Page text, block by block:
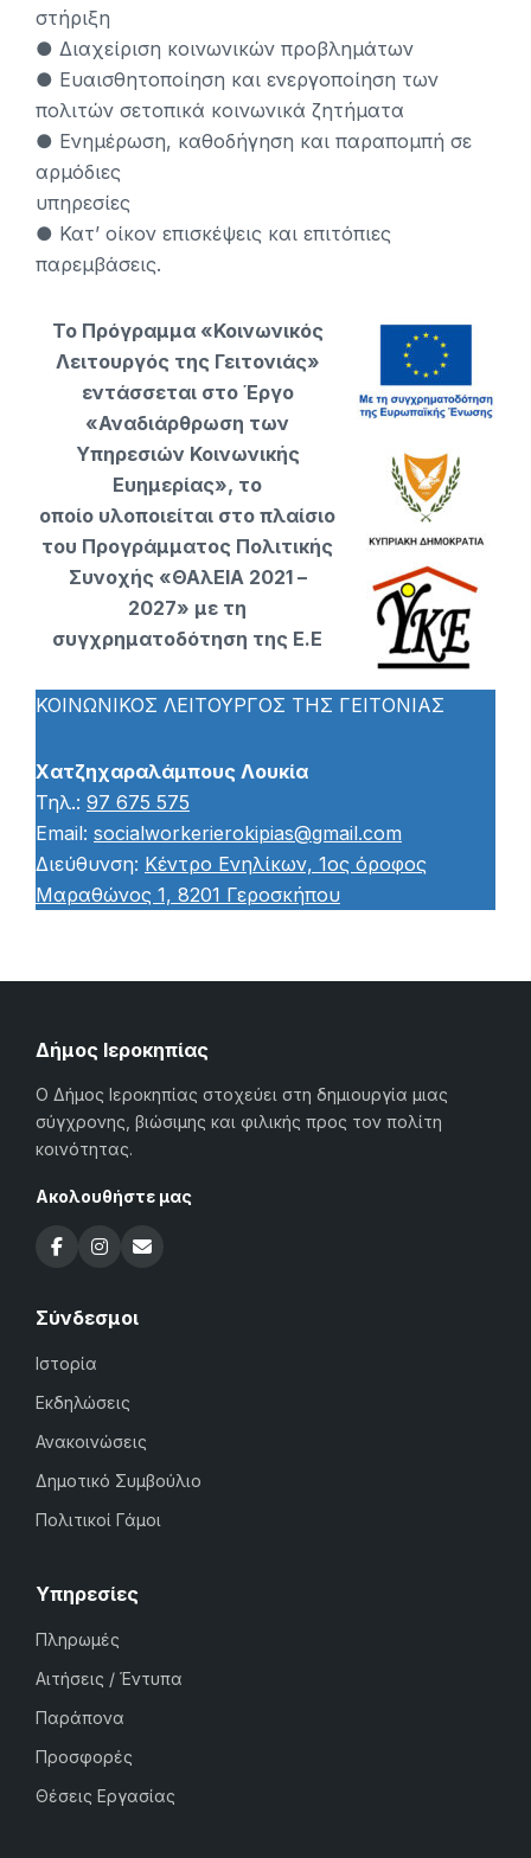
στήριξη
● Διαχείριση κοινωνικών προβλημάτων
● Ευαισθητοποίηση και ενεργοποίηση των
πολιτών σετοπικά κοινωνικά ζητήματα
● Ενημέρωση, καθοδήγηση και παραπομπή σε
αρμόδιες
υπηρεσίες
● Κατ’ οίκον επισκέψεις και επιτόπιες
παρεμβάσεις.
Το Πρόγραμμα «Κοινωνικός
Λειτουργός της Γειτονιάς»
εντάσσεται στο Έργο
«Αναδιάρθρωση των
Υπηρεσιών Κοινωνικής
Ευημερίας», το
οποίο υλοποιείται στο πλαίσιο
του Προγράμματος Πολιτικής
Συνοχής «ΘΑλΕΙΑ 2021 –
2027» με τη
συγχρηματοδότηση της Ε.Ε
ΚΟΙΝΩΝΙΚΟΣ ΛΕΙΤΟΥΡΓΟΣ ΤΗΣ ΓΕΙΤΟΝΙΑΣ
Χατζηχαραλάμπους Λουκία
Τηλ.: 97 675 575
Email: socialworkerierokipias@gmail.com
Διεύθυνση: Κέντρο Ενηλίκων, 1ος όροφος
Μαραθώνος 1, 8201 Γεροσκήπου
Δήμος Ιεροκηπίας
Ο Δήμος Ιεροκηπίας στοχεύει στη δημιουργία μιας
σύγχρονης, βιώσιμης και φιλικής προς τον πολίτη
κοινότητας.
Ακολουθήστε μας
Σύνδεσμοι
Ιστορία
Εκδηλώσεις
Ανακοινώσεις
Δημοτικό Συμβούλιο
Πολιτικοί Γάμοι
Υπηρεσίες
Πληρωμές
Αιτήσεις / Έντυπα
Παράπονα
Προσφορές
Θέσεις Εργασίας